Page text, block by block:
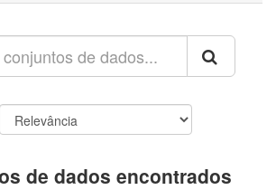
de dados encontrados